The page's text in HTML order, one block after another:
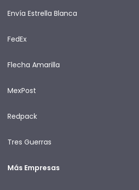
Envía Estrella Blanca
FedEx
Flecha Amarilla
MexPost
Redpack
Tres Guerras
Más Empresas